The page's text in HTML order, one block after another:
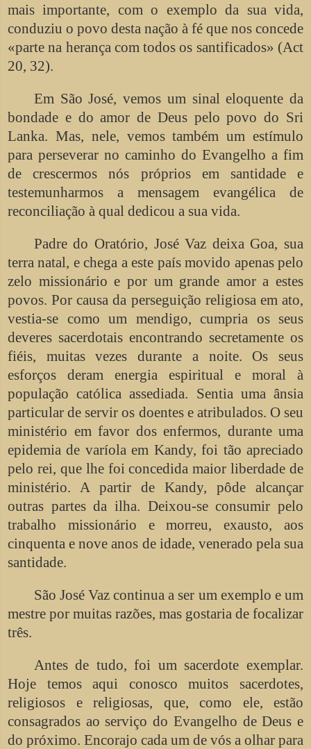
mais importante, com o exemplo da sua vida,
conduziu o povo desta nação à fé que nos concede
«parte na herança com todos os santificados» (Act
20, 32).
Em São José, vemos um sinal eloquente da
bondade e do amor de Deus pelo povo do Sri
Lanka. Mas, nele, vemos também um estímulo
para perseverar no caminho do Evangelho a fim
de crescermos nós próprios em santidade e
testemunharmos a mensagem evangélica de
reconciliação à qual dedicou a sua vida.
Padre do Oratório, José Vaz deixa Goa, sua
terra natal, e chega a este país movido apenas pelo
zelo missionário e por um grande amor a estes
povos. Por causa da perseguição religiosa em ato,
vestia-se como um mendigo, cumpria os seus
deveres sacerdotais encontrando secretamente os
fiéis, muitas vezes durante a noite. Os seus
esforços deram energia espiritual e moral à
população católica assediada. Sentia uma ânsia
particular de servir os doentes e atribulados. O seu
ministério em favor dos enfermos, durante uma
epidemia de varíola em Kandy, foi tão apreciado
pelo rei, que lhe foi concedida maior liberdade de
ministério. A partir de Kandy, pôde alcançar
outras partes da ilha. Deixou-se consumir pelo
trabalho missionário e morreu, exausto, aos
cinquenta e nove anos de idade, venerado pela sua
santidade.
São José Vaz continua a ser um exemplo e um
mestre por muitas razões, mas gostaria de focalizar
três.
Antes de tudo, foi um sacerdote exemplar.
Hoje temos aqui conosco muitos sacerdotes,
religiosos e religiosas, que, como ele, estão
consagrados ao serviço do Evangelho de Deus e
do próximo. Encorajo cada um de vós a olhar para